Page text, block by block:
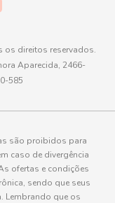
os direitos reservados.
Aparecida, 2466-
585
são proibidos para
caso de divergência
ofertas e condições
sendo que seus
Lembrando que os